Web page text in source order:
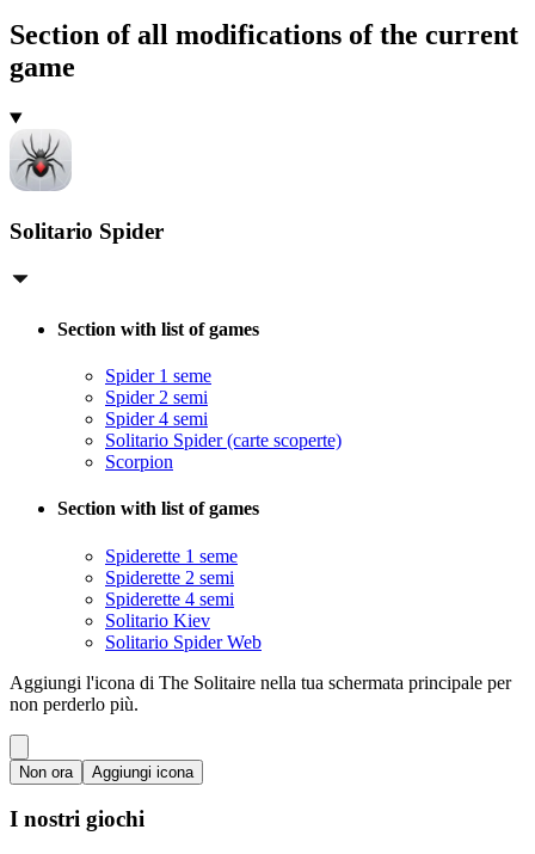
Section of all modifications of the current
game
Solitario Spider
Section with list of games
Spider 1 seme
Spider 2 semi
Spider 4 semi
Solitario Spider (carte scoperte)
Scorpion
Section with list of games
Spiderette 1 seme
Spiderette 2 semi
Spiderette 4 semi
Solitario Kiev
Solitario Spider Web
Aggiungi l'icona di The Solitaire nella tua schermata principale per
non perderlo più.
Non ora Aggiungi icona
I nostri giochi